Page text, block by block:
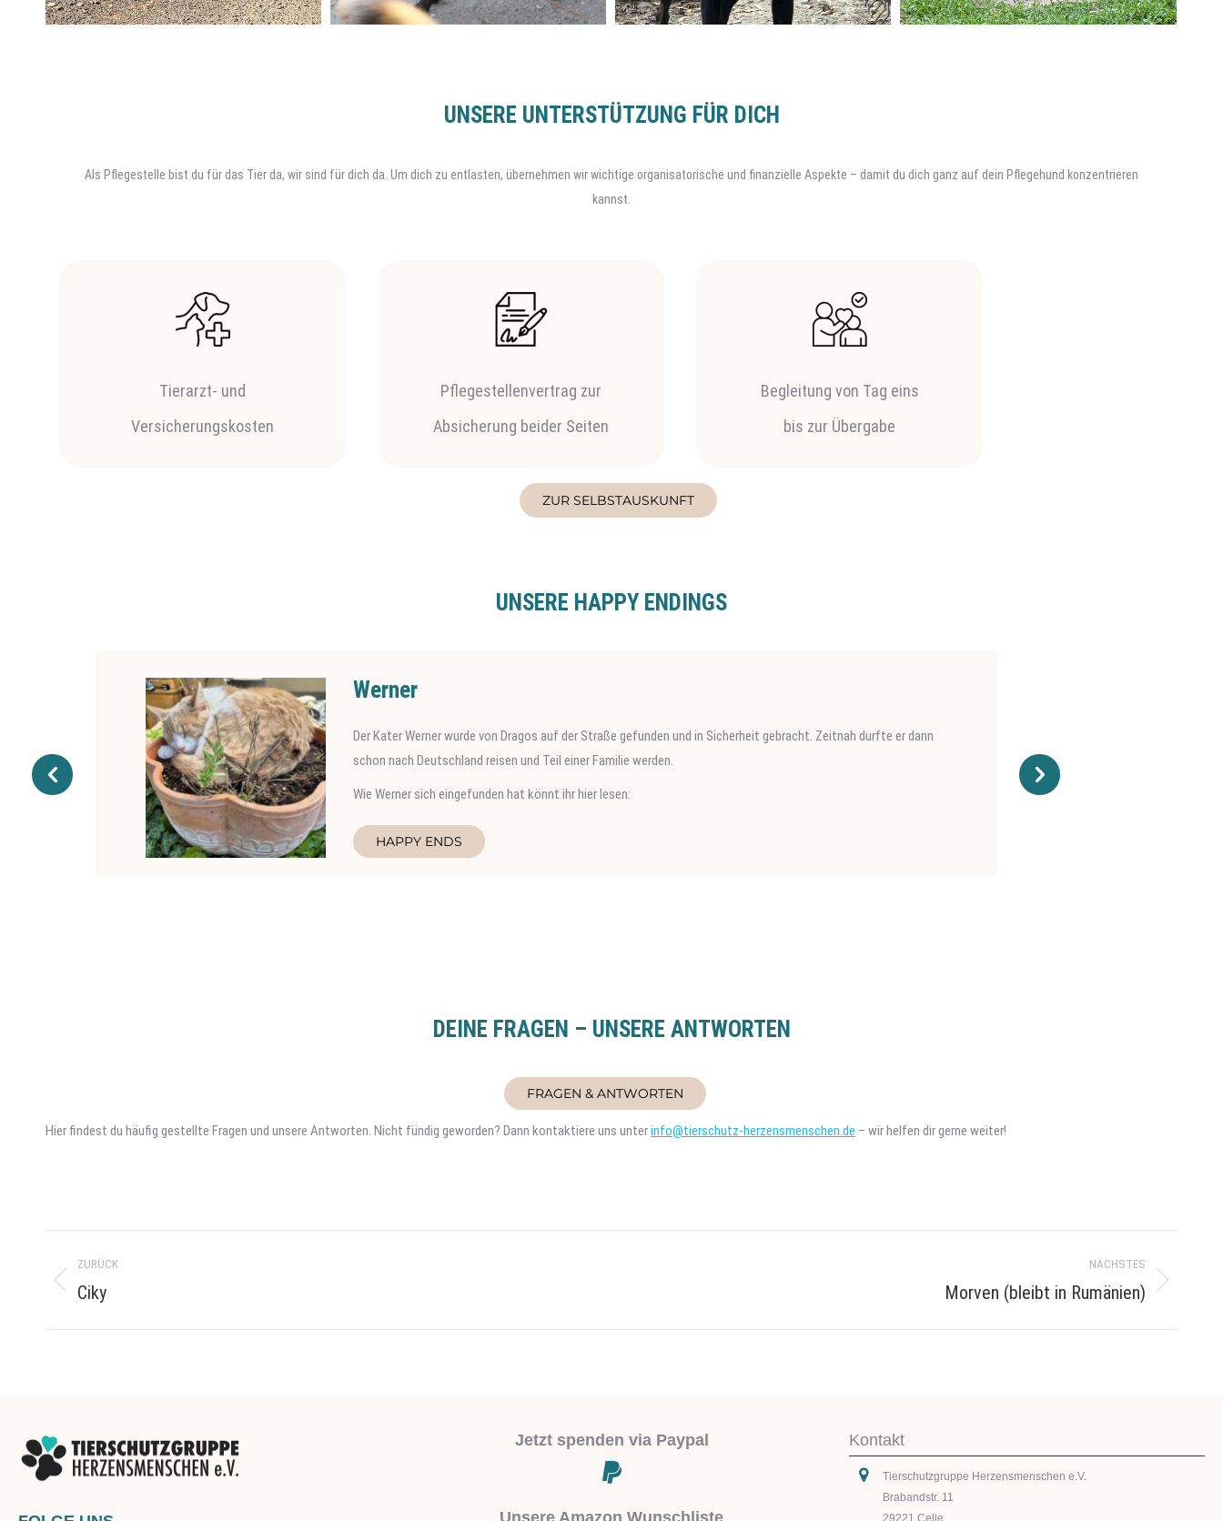
UNSERE UNTERSTÜTZUNG FÜR DICH
Als Pflegestelle bist du für das Tier da, wir sind für dich da. Um dich zu entlasten, übernehmen wir wichtige organisatorische und finanzielle Aspekte – damit du dich ganz auf dein Pflegehund konzentrieren
kannst.
Tierarzt- und
Versicherungskosten
Pflegestellenvertrag zur
Absicherung beider Seiten
Begleitung von Tag eins
bis zur Übergabe
ZUR SELBSTAUSKUNFT
UNSERE HAPPY ENDINGS
Werner
Der Kater Werner wurde von Dragos auf der Straße gefunden und in Sicherheit gebracht. Zeitnah durfte er dann
schon nach Deutschland reisen und Teil einer Familie werden.
Wie Werner sich eingefunden hat könnt ihr hier lesen:
HAPPY ENDS
DEINE FRAGEN – UNSERE ANTWORTEN
FRAGEN & ANTWORTEN
Hier findest du häufig gestellte Fragen und unsere Antworten. Nicht fündig geworden? Dann kontaktiere uns unterinfo@tierschutz-herzensmenschen.de – wir helfen dir gerne weiter!
Project
navigation
ZURÜCK
Previous
Ciky
NÄCHSTES
Morven (bleibt in Rumänien)
Jetzt spenden via Paypal Kontakt
Tierschutzgruppe Herzensmenschen e.V.
Brabandstr. 11